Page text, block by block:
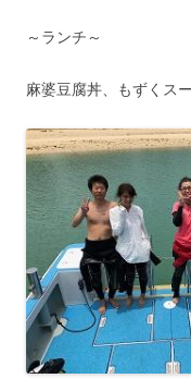
～ランチ～
麻婆豆腐丼、もずくス